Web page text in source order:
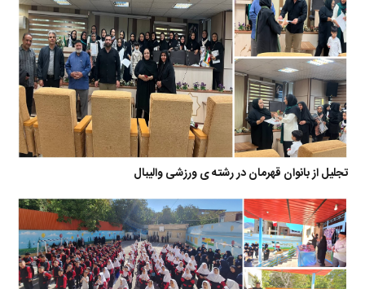
تجلیل از بانوان قهرمان در رشته ی ورزشی والیبال